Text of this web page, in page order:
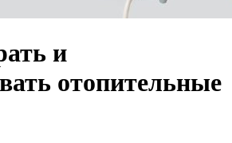
и
отопительные